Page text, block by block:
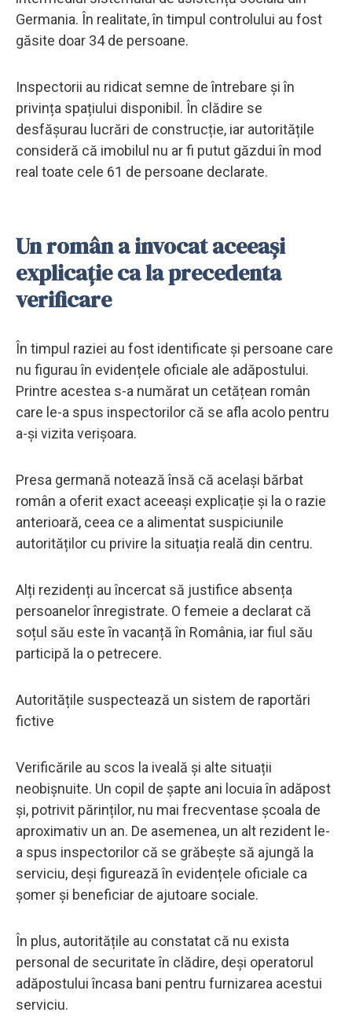
Germania. În realitate, în timpul controlului au fost
găsite doar 34 de persoane.
Inspectorii au ridicat semne de întrebare și în
privința spațiului disponibil. În clădire se
desfășurau lucrări de construcție, iar autoritățile
consideră că imobilul nu ar fi putut găzdui în mod
real toate cele 61 de persoane declarate.
Un român a invocat aceeași
explicație ca la precedenta
verificare
În timpul raziei au fost identificate și persoane care
nu figurau în evidențele oficiale ale adăpostului.
Printre acestea s-a numărat un cetățean român
care le-a spus inspectorilor că se afla acolo pentru
a-și vizita verișoara.
Presa germană notează însă că același bărbat
român a oferit exact aceeași explicație și la o razie
anterioară, ceea ce a alimentat suspiciunile
autorităților cu privire la situația reală din centru.
Alți rezidenți au încercat să justifice absența
persoanelor înregistrate. O femeie a declarat că
soțul său este în vacanță în România, iar fiul său
participă la o petrecere.
Autoritățile suspectează un sistem de raportări
fictive
Verificările au scos la iveală și alte situații
neobișnuite. Un copil de șapte ani locuia în adăpost
și, potrivit părinților, nu mai frecventase școala de
aproximativ un an. De asemenea, un alt rezident le-
a spus inspectorilor că se grăbește să ajungă la
serviciu, deși figurează în evidențele oficiale ca
șomer și beneficiar de ajutoare sociale.
În plus, autoritățile au constatat că nu exista
personal de securitate în clădire, deși operatorul
adăpostului încasa bani pentru furnizarea acestui
serviciu.